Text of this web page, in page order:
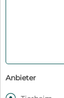
Anbieter